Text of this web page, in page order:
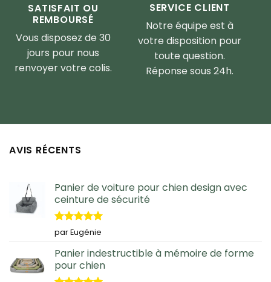
SATISFAIT OU
REMBOURSÉ
Vous disposez de 30
jours pour nous
renvoyer votre colis.
SERVICE CLIENT
Notre équipe est à
votre disposition pour
toute question.
Réponse sous 24h.
AVIS RÉCENTS
Panier de voiture pour chien design avec
ceinture de sécurité
Note5sur
5
par Eugénie
Panier indestructible à mémoire de forme
pour chien